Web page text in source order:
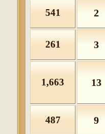
541
261
13
1,663
487